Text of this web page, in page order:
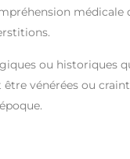
médicale
ou historiques
vénérées ou